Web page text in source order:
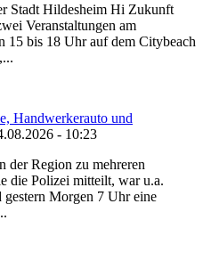
Stadt Hildesheim Hi Zukunft
Veranstaltungen am
15 bis 18 Uhr auf dem Citybeach
Handwerkerauto und
- 10:23
der Region zu mehreren
die Polizei mitteilt, war u.a.
Morgen 7 Uhr eine